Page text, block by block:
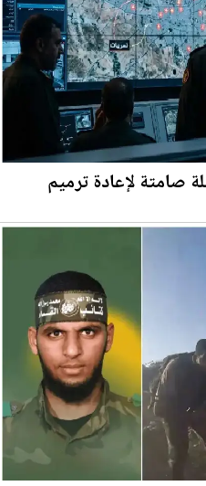
صامتة لإعادة ترميم